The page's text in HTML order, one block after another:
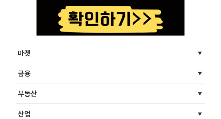
마켓
금융
부동산
산업